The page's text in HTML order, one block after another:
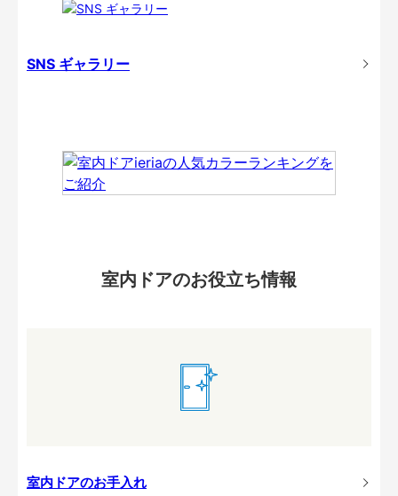
SNS ギャラリー
室内ドアのお役立ち情報
室内ドアのお手入れ